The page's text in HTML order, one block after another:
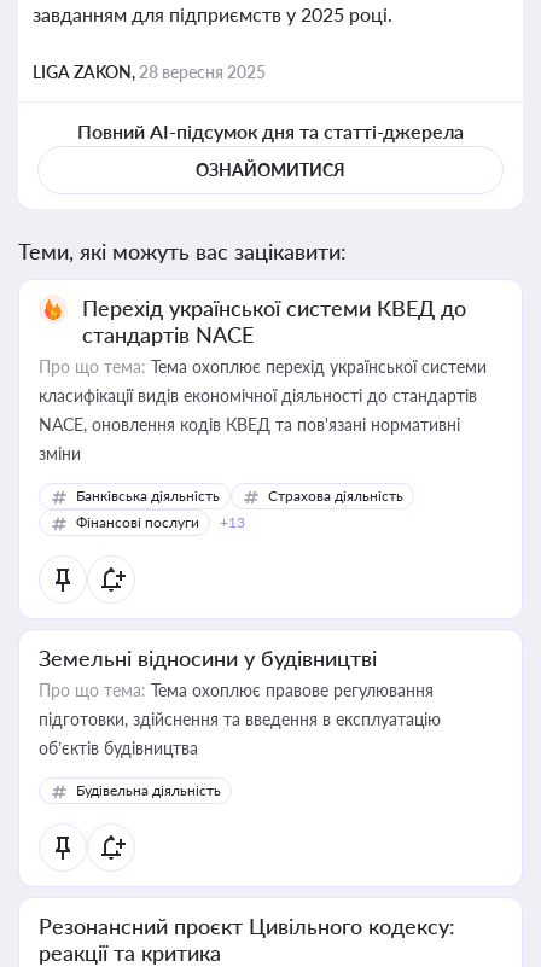
завданням для підприємств у 2025 році.
LIGA ZAKON, 28 вересня 2025
Повний AI-підсумок дня та статті-джерела
ОЗНАЙОМИТИСЯ
Теми, які можуть вас зацікавити:
Перехід української системи КВЕД до
стандартів NACE
Про що тема: Тема охоплює перехід української системи
класифікації видів економічної діяльності до стандартів
NACE, оновлення кодів КВЕД та пов'язані нормативні
зміни
Банківська діяльність
Страхова діяльність
Фінансові послуги
+13
Земельні відносини у будівництві
Про що тема: Тема охоплює правове регулювання
підготовки, здійснення та введення в експлуатацію
об’єктів будівництва
Будівельна діяльність
Резонансний проєкт Цивільного кодексу:
реакції та критика